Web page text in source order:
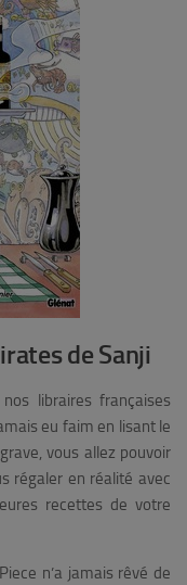
de Sanji
nos libraires françaises
eu faim en lisant le
vous allez pouvoir
régaler en réalité avec
recettes de votre
n’a jamais rêvé de